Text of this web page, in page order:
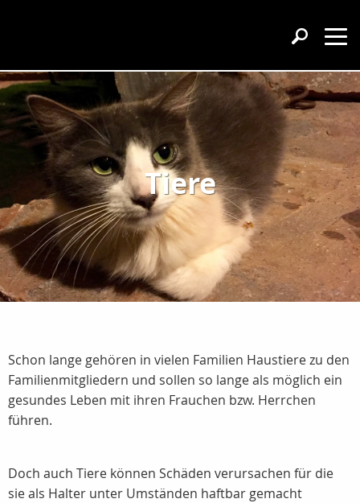
Tiere
Schon lange gehören in vielen Familien Haustiere zu den
Familienmitgliedern und sollen so lange als möglich ein
gesundes Leben mit ihren Frauchen bzw. Herrchen
führen.
Doch auch Tiere können Schäden verursachen für die
sie als Halter unter Umständen haftbar gemacht